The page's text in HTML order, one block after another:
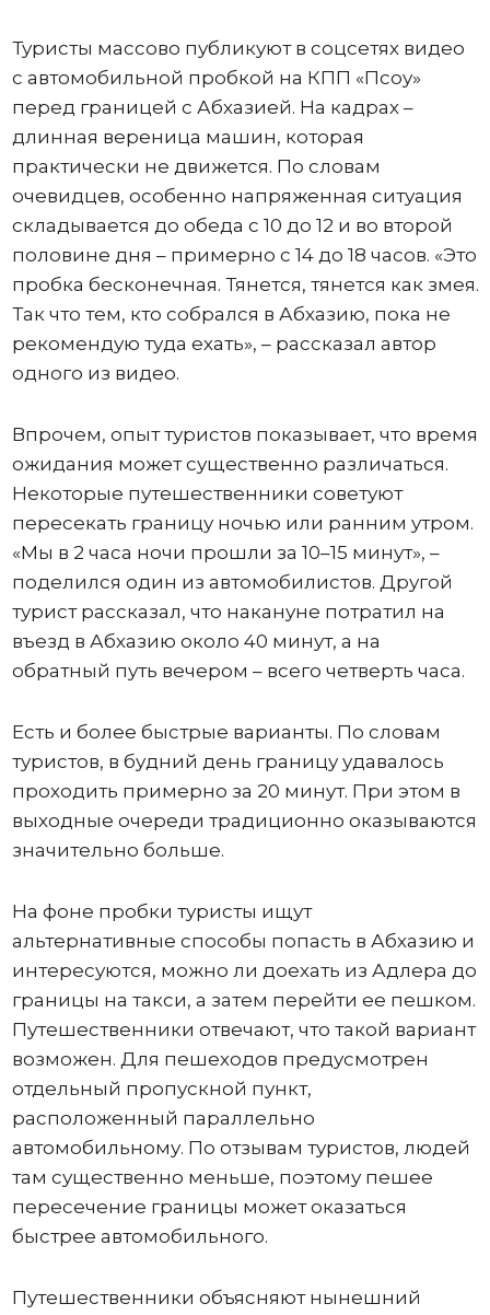
Туристы массово публикуют в соцсетях видео
с автомобильной пробкой на КПП «Псоу»
перед границей с Абхазией. На кадрах –
длинная вереница машин, которая
практически не движется. По словам
очевидцев, особенно напряженная ситуация
складывается до обеда с 10 до 12 и во второй
половине дня – примерно с 14 до 18 часов. «Это
пробка бесконечная. Тянется, тянется как змея.
Так что тем, кто собрался в Абхазию, пока не
рекомендую туда ехать», – рассказал автор
одного из видео.
Впрочем, опыт туристов показывает, что время
ожидания может существенно различаться.
Некоторые путешественники советуют
пересекать границу ночью или ранним утром.
«Мы в 2 часа ночи прошли за 10–15 минут», –
поделился один из автомобилистов. Другой
турист рассказал, что накануне потратил на
въезд в Абхазию около 40 минут, а на
обратный путь вечером – всего четверть часа.
Есть и более быстрые варианты. По словам
туристов, в будний день границу удавалось
проходить примерно за 20 минут. При этом в
выходные очереди традиционно оказываются
значительно больше.
На фоне пробки туристы ищут
альтернативные способы попасть в Абхазию и
интересуются, можно ли доехать из Адлера до
границы на такси, а затем перейти ее пешком.
Путешественники отвечают, что такой вариант
возможен. Для пешеходов предусмотрен
отдельный пропускной пункт,
расположенный параллельно
автомобильному. По отзывам туристов, людей
там существенно меньше, поэтому пешее
пересечение границы может оказаться
быстрее автомобильного.
Путешественники объясняют нынешний